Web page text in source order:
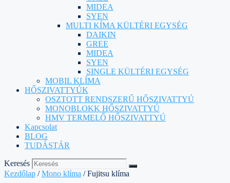
MIDEA
SYEN
MULTI KÍMA KÜLTÉRI EGYSÉG
DAIKIN
GREE
MIDEA
SYEN
SINGLE KÜLTÉRI EGYSÉG
MOBIL KLÍMA
HŐSZIVATTYÚK
OSZTOTT RENDSZERŰ HŐSZIVATTYÚ
MONOBLOKK HŐSZIVATTYÚ
HMV TERMELŐ HŐSZIVATTYÚ
Kapcsolat
BLOG
TUDÁSTÁR
Keresés
Kezdőlap /Mono klíma / Fujitsu klíma